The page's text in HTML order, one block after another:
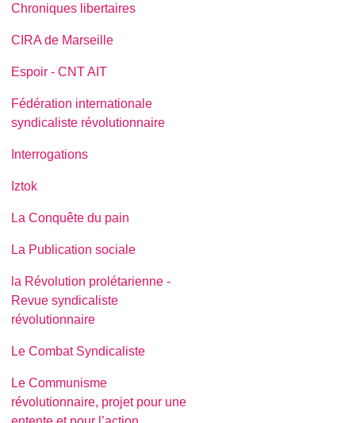
Chroniques libertaires
CIRA de Marseille
Espoir - CNT AIT
Fédération internationale
syndicaliste révolutionnaire
Interrogations
Iztok
La Conquête du pain
La Publication sociale
la Révolution prolétarienne -
Revue syndicaliste
révolutionnaire
Le Combat Syndicaliste
Le Communisme
révolutionnaire, projet pour une